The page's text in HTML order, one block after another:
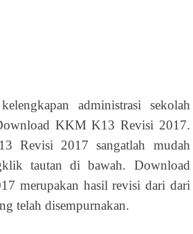
administrasi sekolah
KKM K13 Revisi 2017.
Revisi 2017 sangatlah mudah
tautan di bawah. Download
merupakan hasil revisi dari dari
telah disempurnakan.